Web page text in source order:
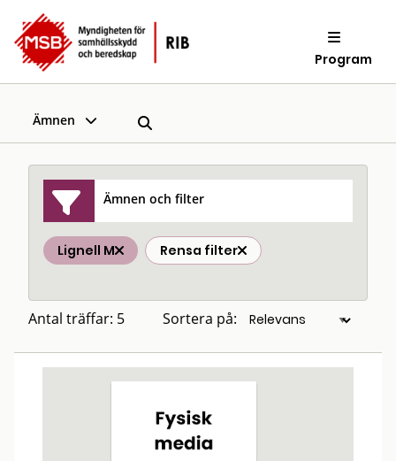
Program
Ämnen
Ämnen och filter
Lignell M Rensa filter
Antal träffar: 5 Sortera på: